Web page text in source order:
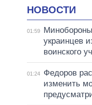
НОВОСТИ
01:59
украинцев
воинского
01:24
Федоров
изменить